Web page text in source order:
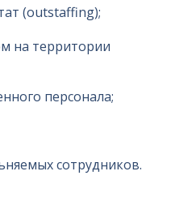
(outstaffing);
на территории
персонала;
сотрудников.